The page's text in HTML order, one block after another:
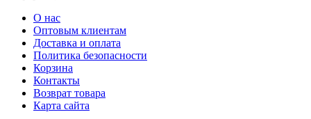
О нас
Оптовым клиентам
Доставка и оплата
Политика безопасности
Корзина
Контакты
Возврат товара
Карта сайта